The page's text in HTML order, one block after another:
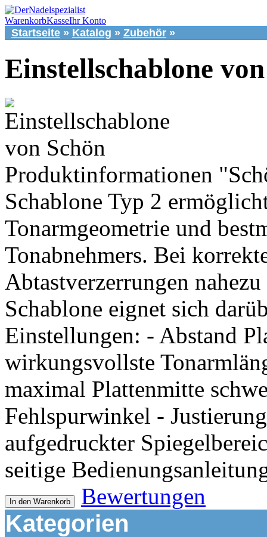
WarenkorbKasseIhr Konto
Startseite » Katalog » Zubehör »
Einstellschablone
Produktinformationen
Schablone Typ 2
Tonarmgeometrie und
Tonabnehmers. Bei
Abtastverzerrungen
Schablone eignet sich
Einstellungen: - Abstand
wirkungsvollste
maximal Plattenmitte
Fehlspurwinkel -
aufgedruckter
seitige
In den Warenkorb Bewertungen
Kategorien